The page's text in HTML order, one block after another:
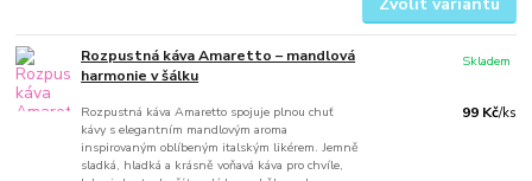
Rozpustná káva Amaretto – mandlová
harmonie v šálku
Rozpustná káva Amaretto spojuje plnou chuť
kávy s elegantním mandlovým aroma
inspirovaným oblíbeným italským likérem. Jemně
sladká, hladká a krásně voňavá káva pro chvíle,
99 Kč/ks
Skladem